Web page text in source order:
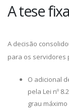
A tese
A decisão
para os servidores
O adicional
pela Lei nº
grau